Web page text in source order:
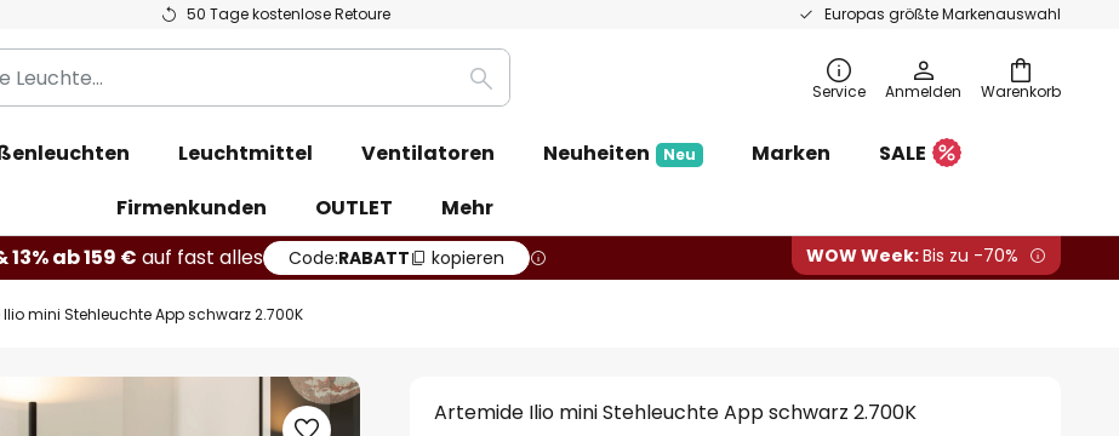
50 Tage kostenlose Retoure Europas größte Markenauswahl
Warenkorb
Suche Service Anmelden
Leuchtmittel Ventilatoren Neuheiten Neu Marken
SALE
Firmenkunden
OUTLET
Mehr
13% ab 159 € auf fast alles Code:RABATT kopieren WOW Week:Bis zu -70%
mini Stehleuchte App schwarz 2.700K
Artemide Ilio mini Stehleuchte App schwarz 2.700K